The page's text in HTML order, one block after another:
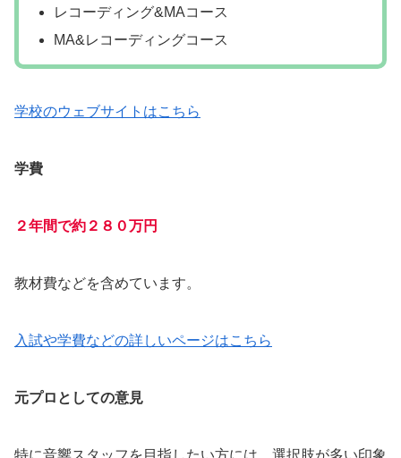
レコーディング&MAコース
MA&レコーディングコース
学校のウェブサイトはこちら
学費
２年間で約２８０万円
教材費などを含めています。
入試や学費などの詳しいページはこちら
元プロとしての意見
特に音響スタッフを目指したい方には、選択肢が多い印象